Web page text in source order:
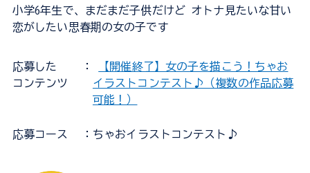
小学6年生で、まだまだ子供だけど オトナ見たいな甘い
恋がしたい思春期の女の子です
応募した
コンテンツ
：
【開催終了】女の子を描こう！ちゃお
イラストコンテスト♪（複数の作品応募
可能！）
応募コース ：ちゃおイラストコンテスト♪